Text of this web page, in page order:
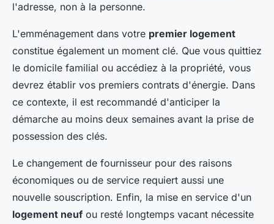
l'adresse, non à la personne.
L'emménagement dans votre premier logement
constitue également un moment clé. Que vous quittiez
le domicile familial ou accédiez à la propriété, vous
devrez établir vos premiers contrats d'énergie. Dans
ce contexte, il est recommandé d'anticiper la
démarche au moins deux semaines avant la prise de
possession des clés.
Le changement de fournisseur pour des raisons
économiques ou de service requiert aussi une
nouvelle souscription. Enfin, la mise en service d'un
logement neuf ou resté longtemps vacant nécessite